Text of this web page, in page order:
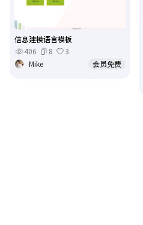
信息建模语言模板
406
8
3
Mike
会员免费